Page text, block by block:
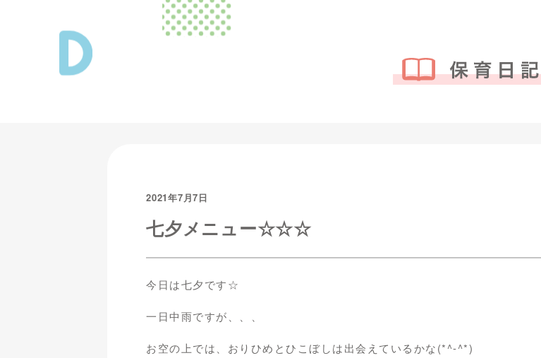
2021年7月7日
七夕メニュー☆☆☆
今日は七夕です☆
一日中雨ですが、、、
お空の上では、おりひめとひこぼしは出会えているかな(*^-^*)